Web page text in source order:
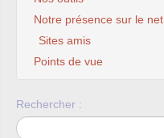
Notre présence sur le net
Sites amis
Points de vue
Rechercher :